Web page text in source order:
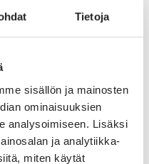
Tietoja
sisällön ja mainosten
ominaisuuksien
analysoimiseen. Lisäksi
ja analytiikka-
miten käytät
pilotoi
kouluttanut
on palauttamassa
syksynä.
voi silloin erikoistua paperi-
Tekstiiliopintoihin ovat
– tarvitaanhan tekstiili-